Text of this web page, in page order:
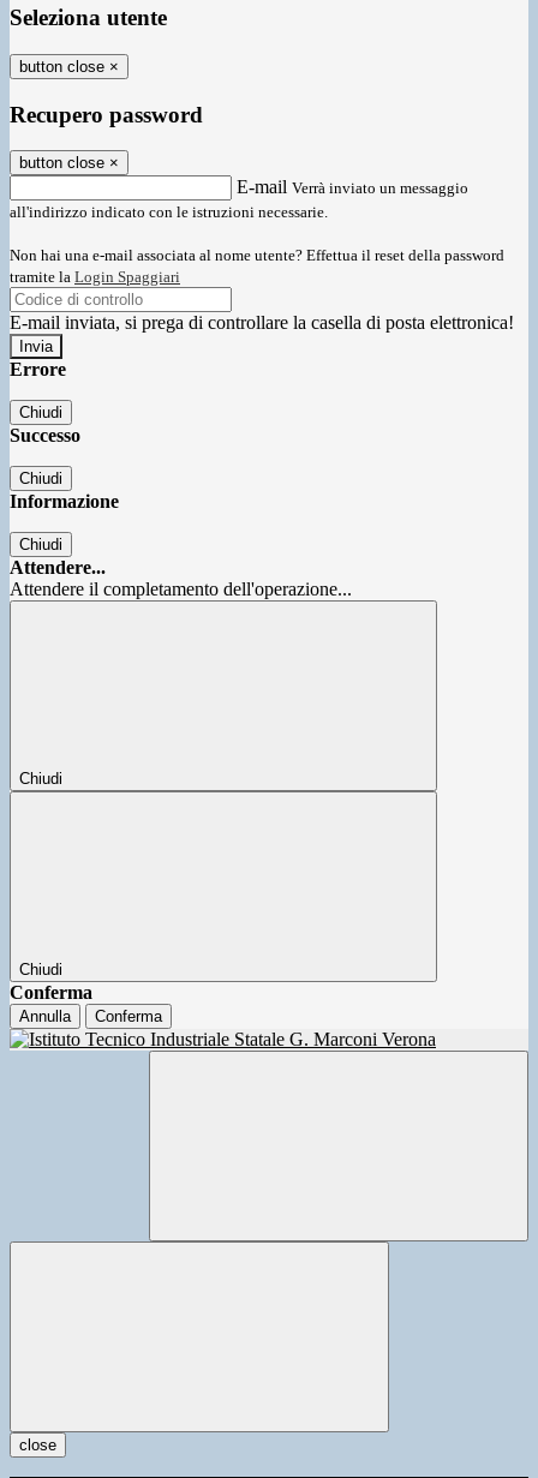
Seleziona utente
button close ×
Recupero password
button close ×
E-mail Verrà inviato un messaggio
all'indirizzo indicato con le istruzioni necessarie.
Non hai una e-mail associata al nome utente? Effettua il reset della password
tramite la Login Spaggiari
E-mail inviata, si prega di controllare la casella di posta elettronica!
Errore
Chiudi
Successo
Chiudi
Informazione
Chiudi
Attendere...
Attendere il completamento dell'operazione...
Chiudi
Chiudi
Conferma
Annulla Conferma
close